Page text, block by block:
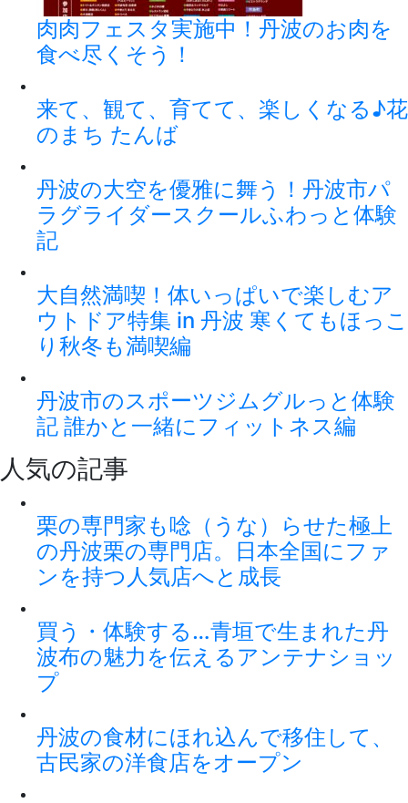
肉肉フェスタ実施中！丹波のお肉を
食べ尽くそう！
来て、観て、育てて、楽しくなる♪花
のまち たんば
丹波の大空を優雅に舞う！丹波市パ
ラグライダースクールふわっと体験
記
大自然満喫！体いっぱいで楽しむア
ウトドア特集 in 丹波 寒くてもほっこ
り秋冬も満喫編
丹波市のスポーツジムグルっと体験
記 誰かと一緒にフィットネス編
人気の記事
栗の専門家も唸（うな）らせた極上
の丹波栗の専門店。日本全国にファ
ンを持つ人気店へと成長
買う・体験する…青垣で生まれた丹
波布の魅力を伝えるアンテナショッ
プ
丹波の食材にほれ込んで移住して、
古民家の洋食店をオープン